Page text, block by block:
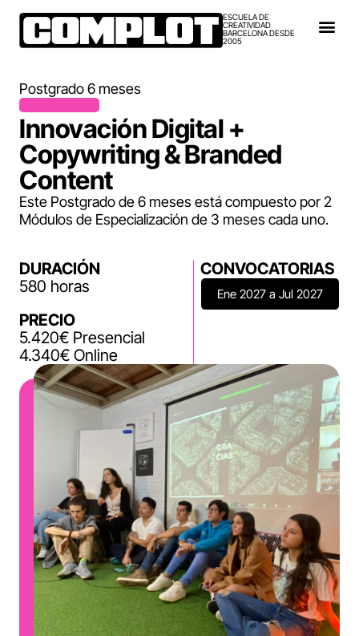
ESCUELA DE
CREATIVIDAD
BARCELONA DESDE
2005
Postgrado 6 meses
Innovación Digital +
Copywriting & Branded
Content
Este Postgrado de 6 meses está compuesto por 2
Módulos de Especialización de 3 meses cada uno.
DURACIÓN
580 horas
PRECIO
5.420€ Presencial
4.340€ Online
CONVOCATORIAS
Ene 2027 a Jul 2027